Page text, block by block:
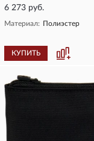
6 273 руб.
Материал: Полиэстер
КУПИТЬ